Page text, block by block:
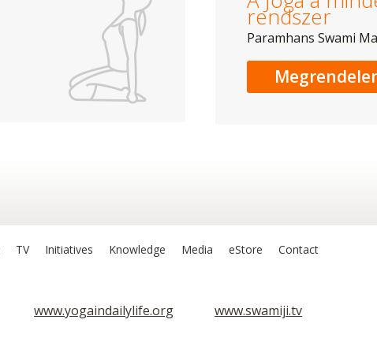
rendszer
Paramhans Swami
TV Initiatives Knowledge Media eStore Contact
www.yogaindailylife.org
www.swamiji.tv